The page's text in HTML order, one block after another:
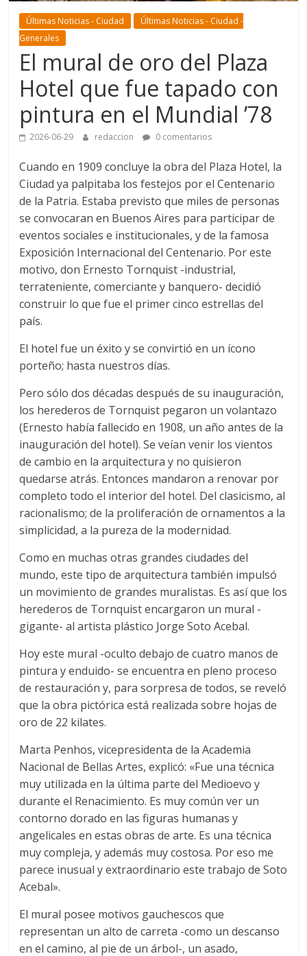
Últimas Noticias - Ciudad
Últimas Noticias - Ciudad -
Generales
El mural de oro del Plaza
Hotel que fue tapado con
pintura en el Mundial ’78
2026-06-29 redaccion 0 comentarios
Cuando en 1909 concluye la obra del Plaza Hotel, la
Ciudad ya palpitaba los festejos por el Centenario
de la Patria. Estaba previsto que miles de personas
se convocaran en Buenos Aires para participar de
eventos sociales e institucionales, y de la famosa
Exposición Internacional del Centenario. Por este
motivo, don Ernesto Tornquist -industrial,
terrateniente, comerciante y banquero- decidió
construir lo que fue el primer cinco estrellas del
país.
El hotel fue un éxito y se convirtió en un ícono
porteño; hasta nuestros días.
Pero sólo dos décadas después de su inauguración,
los herederos de Tornquist pegaron un volantazo
(Ernesto había fallecido en 1908, un año antes de la
inauguración del hotel). Se veían venir los vientos
de cambio en la arquitectura y no quisieron
quedarse atrás. Entonces mandaron a renovar por
completo todo el interior del hotel. Del clasicismo, al
racionalismo; de la proliferación de ornamentos a la
simplicidad, a la pureza de la modernidad.
Como en muchas otras grandes ciudades del
mundo, este tipo de arquitectura también impulsó
un movimiento de grandes muralistas. Es así que los
herederos de Tornquist encargaron un mural -
gigante- al artista plástico Jorge Soto Acebal.
Hoy este mural -oculto debajo de cuatro manos de
pintura y enduido- se encuentra en pleno proceso
de restauración y, para sorpresa de todos, se reveló
que la obra pictórica está realizada sobre hojas de
oro de 22 kilates.
Marta Penhos, vicepresidenta de la Academia
Nacional de Bellas Artes, explicó: «Fue una técnica
muy utilizada en la última parte del Medioevo y
durante el Renacimiento. Es muy común ver un
contorno dorado en las figuras humanas y
angelicales en estas obras de arte. Es una técnica
muy compleja, y además muy costosa. Por eso me
parece inusual y extraordinario este trabajo de Soto
Acebal».
El mural posee motivos gauchescos que
representan un alto de carreta -como un descanso
en el camino, al pie de un árbol-, un asado,